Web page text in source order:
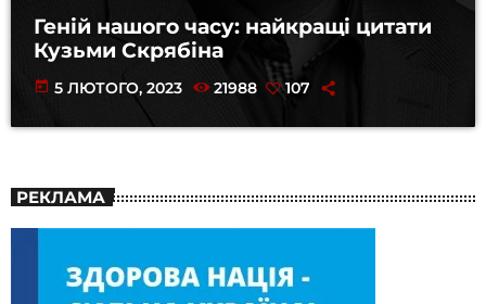
Геній нашого часу: найкращі цитати
Кузьми Скрябіна
today 5 ЛЮТОГО, 2023 21988 107
РЕКЛАМА